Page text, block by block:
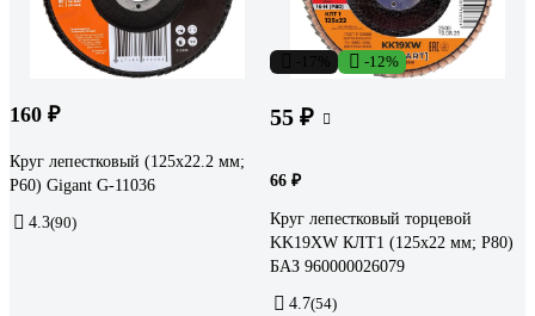
160 ₽
Круг лепестковый (125x22.2 мм;
P60) Gigant G-11036
4.3(90)
-12%
55 ₽
66 ₽
Круг лепестковый торцевой
KK19XW КЛТ1 (125х22 мм; P80)
БАЗ 960000026079
4.7(54)